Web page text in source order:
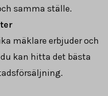
samma ställe.
mäklare erbjuder och
kan hitta det bästa